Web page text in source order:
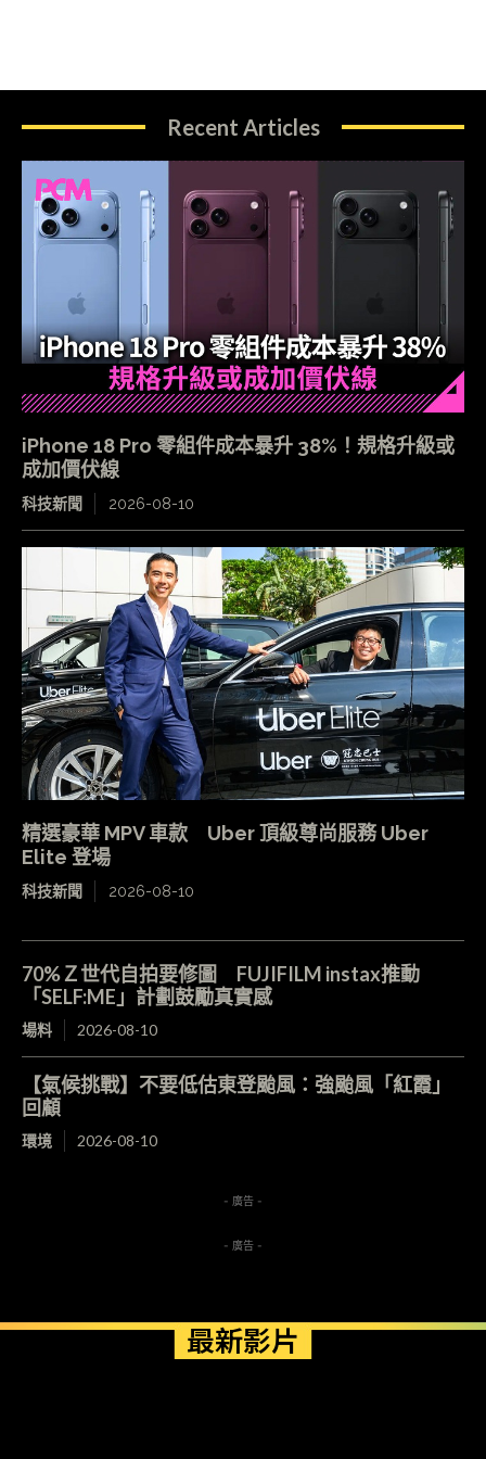
Recent Articles
iPhone 18 Pro 零組件成本暴升 38%！規格升級或
成加價伏線
科技新聞 2026-08-10
精選豪華 MPV 車款 Uber 頂級尊尚服務 Uber
Elite 登場
科技新聞 2026-08-10
70%Ｚ世代自拍要修圖 FUJIFILM instax推動
「SELF:ME」計劃鼓勵真實感
場料 2026-08-10
【氣候挑戰】不要低估東登颱風：強颱風「紅霞」
回顧
環境 2026-08-10
- 廣告 -
- 廣告 -
最新影片